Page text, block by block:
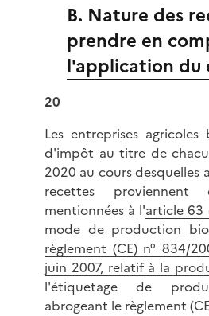
B. Nature des
prendre en
l'application
20
Les entreprises
d'impôt au titre de
2020 au cours desquelles
recettes proviennent
mentionnées à l'article 63
mode de production
règlement (CE) n° 834/
juin 2007, relatif à la
l'étiquetage de
abrogeant le règlement